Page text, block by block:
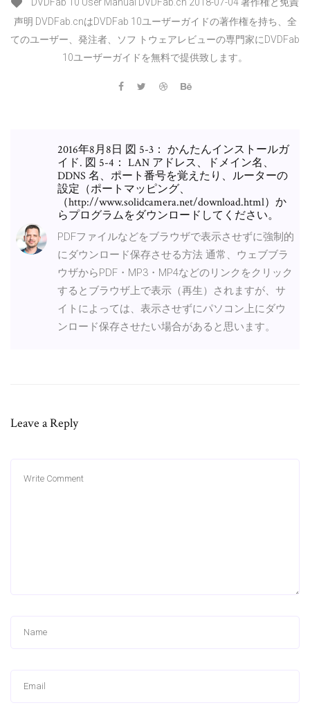
DVDFab 10 User Manual DVDFab.cn 2018-07-04 著作権と免責
声明 DVDFab.cnはDVDFab 10ユーザーガイドの著作権を持ち、全
てのユーザー、発注者、ソフ トウェアレビューの専門家にDVDFab
10ユーザーガイドを無料で提供致します。
2016年8月8日 図 5-3： かんたんインストールガ
イド. 図 5-4： LAN アドレス、ドメイン名、
DDNS 名、ポート番号を覚えたり、ルーターの
設定（ポートマッピング、
（http://www.solidcamera.net/download.html）か
らプログラムをダウンロードしてください。
PDFファイルなどをブラウザで表示させずに強制的
にダウンロード保存させる方法 通常、ウェブブラ
ウザからPDF・MP3・MP4などのリンクをクリック
するとブラウザ上で表示（再生）されますが、サ
イトによっては、表示させずにパソコン上にダウ
ンロード保存させたい場合があると思います。
Leave a Reply